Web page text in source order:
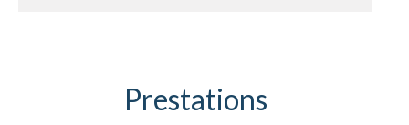
Prestations